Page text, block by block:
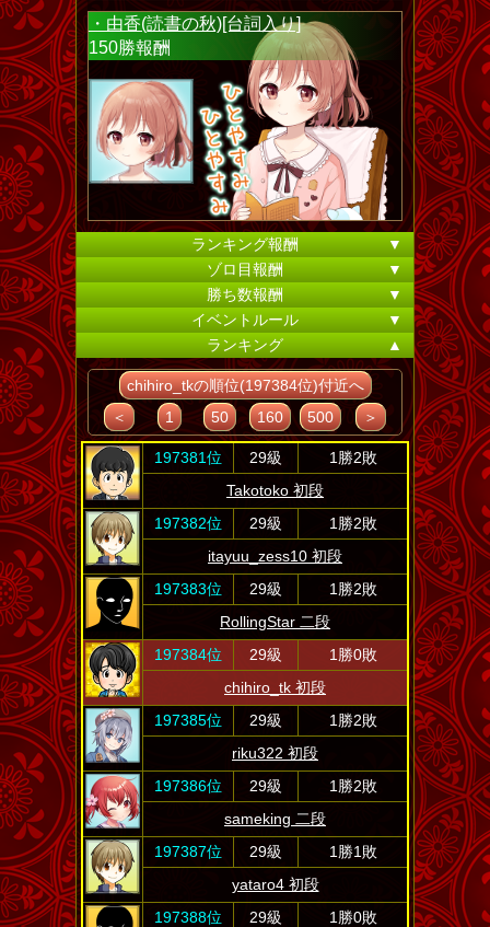
・由香(読書の秋)[台詞入り]
150勝報酬
ランキング報酬
▼
ゾロ目報酬
▼
勝ち数報酬
▼
イベントルール
▼
ランキング
▲
chihiro_tkの順位(197384位)付近へ
＜
1 50 160 500 ＞
197381位 29級
1勝2敗
Takotoko 初段
197382位
29級
1勝2敗
itayuu_zess10 初段
197383位
29級
1勝2敗
RollingStar 二段
197384位
29級
1勝0敗
chihiro_tk 初段
197385位
29級
1勝2敗
riku322 初段
197386位
29級
1勝2敗
sameking 二段
197387位
29級
1勝1敗
yataro4 初段
197388位
29級
1勝0敗